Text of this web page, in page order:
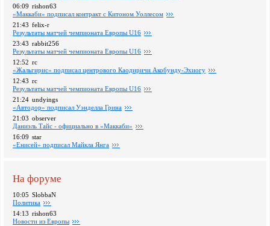
06:09 rishon63
«Маккаби» подписал контракт с Китоном Уоллесом
21:43 felix-r
Pезультаты матчей чемпионата Европы U16
23:43 rabbit256
Pезультаты матчей чемпионата Европы U16
12:52 rc
«Жальгирис» подписал центрового Каодиричи Акобунду-Эхиогу
12:43 rc
Pезультаты матчей чемпионата Европы U16
21:24 undyings
«Автодор» подписал Уэнделла Грина
21:03 observer
Даниэль Тайс - официально в «Маккаби»
16:09 star
«Енисей» подписал Майкла Янга
На форуме
10:05 SlobbaN
Политика
14:13 rishon63
Новости из Европы